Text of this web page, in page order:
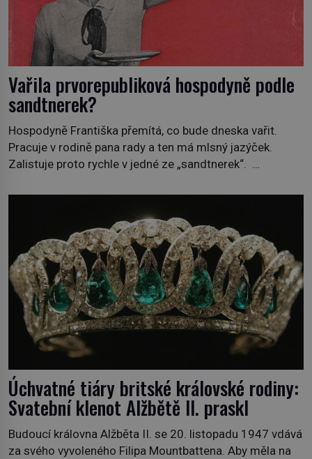
Vařila prvorepubliková hospodyně podle
sandtnerek?
Hospodyně Františka přemítá, co bude dneska vařit.
Pracuje v rodině pana rady a ten má mlsný jazýček.
Zalistuje proto rychle v jedné ze „sandtnerek“.
povzdechne si směrem ke služce, kterou má v kuchyni k
ruce. Ještě v prvních letech nové republiky fungoval kvůli
nedostatku zboží přídělový systém. […]
Úchvatné tiáry britské královské rodiny:
Svatební klenot Alžbětě II. praskl
Budoucí královna Alžběta II. se 20. listopadu 1947 vdává
za svého vyvoleného Filipa Mountbattena. Aby měla na